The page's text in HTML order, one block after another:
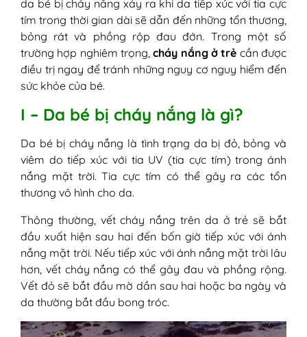
III - Triệu chứng trẻ bị cháy nắng
1. Triệu chứng thường gặp
2. Triệu chứng nghiêm trọng
IV - Các biến chứng có thể xảy ra khi da bé
bị cháy nắng
2. Trường hợp nghiêm trọng
1. Làm mát vùng da bị cháy nắng
2. Dưỡng ẩm cho da
3. Dùng thuốc giảm đau khi cần thiết
4. Đảm bảo cung cấp đủ nước
5. Bảo vệ da khỏi ánh nắng mặt trời
cho tới khi khỏi hẳn
6. Thoa kem Yoosun Rau má
VI - Biện pháp nào giúp phòng ngừa em
bé bị cháy nắng?
1. Hạn chế tiếp xúc trực tiếp với ánh
nắng mặt trời
2. Sử dụng kem chống nắng
da bé bị cháy nắng xảy ra khi da tiếp xúc với tia cực
tím trong thời gian dài sẽ dẫn đến những tổn thương,
bỏng rát và phồng rộp đau đớn. Trong một số
trường hợp nghiêm trọng,cháy nắng ở trẻ cần được
điều trị ngay để tránh những nguy cơ nguy hiểm đến
sức khỏe của bé.
I – Da bé bị cháy nắng là gì?
Da bé bị cháy nắng là tình trạng da bị đỏ, bỏng và
viêm do tiếp xúc với tia UV (tia cực tím) trong ánh
nắng mặt trời. Tia cực tím có thể gây ra các tổn
thương vô hình cho da.
Thông thường, vết cháy nắng trên da ở trẻ sẽ bắt
đầu xuất hiện sau hai đến bốn giờ tiếp xúc với ánh
nắng mặt trời. Nếu tiếp xúc với ánh nắng mặt trời lâu
hơn, vết cháy nắng có thể gây đau và phồng rộng.
Vết đỏ sẽ bắt đầu mờ dần sau hai hoặc ba ngày và
da thường bắt đầu bong tróc.